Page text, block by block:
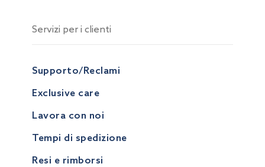
Servizi per i clienti
Supporto/Reclami
Exclusive care
Lavora con noi
Tempi di spedizione
Resi e rimborsi